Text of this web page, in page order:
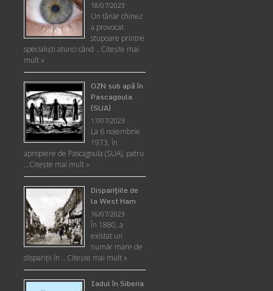
18/07/2023
Un tânăr chinez
a provocat
stupoare printre
specialişti atunci când …Citește mai
mult »
OZN sub apă în
Pascagoula
(SUA)
17/07/2023
La 6 noiembrie
1973, în
apropiere de Pascagoula (SUA), patru
…Citește mai mult »
Disparițiile de
la West Ham
16/07/2023
În 1880, a
existat un
număr mare de
dispariții în …Citește mai mult »
Iadul în Siberia